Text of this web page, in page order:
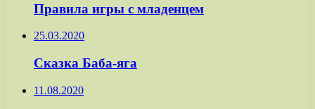
Правила игры с младенцем
25.03.2020
Сказка Баба-яга
11.08.2020